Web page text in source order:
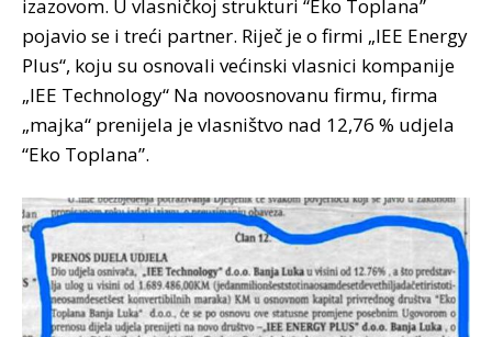
izazovom. U vlasničkoj strukturi “Eko Toplana”
pojavio se i treći partner. Riječ je o firmi „IEE Energy
Plus“, koju su osnovali većinski vlasnici kompanije
„IEE Technology“ Na novoosnovanu firmu, firma
„majka“ prenijela je vlasništvo nad 12,76 % udjela
“Eko Toplana”.